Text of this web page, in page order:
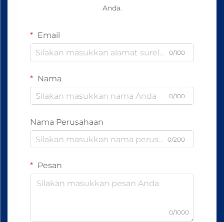
Anda.
Email
0/100
Nama
0/100
Nama Perusahaan
0/200
Pesan
0/1000